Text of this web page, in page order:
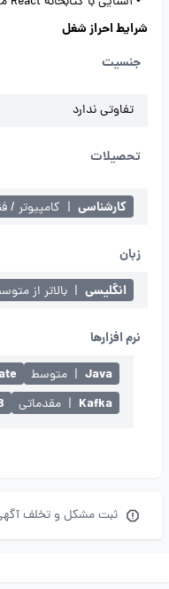
شرایط احراز شغل
جنسیت
تفاوتی ندارد
تحصیلات
کارشناسی | کامپیوتر /
زبان
انگلیسی | بالاتر از متوسط
نرم افزارها
Java
| متوسط
Kafka
| مقدماتی
ثبت مشکل و تخلف